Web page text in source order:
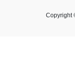
Copyright